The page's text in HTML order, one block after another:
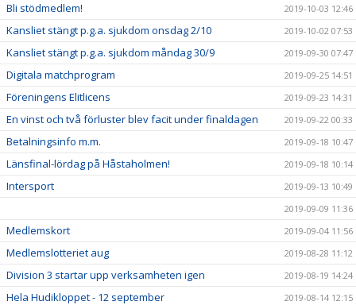
Bli stödmedlem! 2019-10-03 12:46
Kansliet stängt p.g.a. sjukdom onsdag 2/10 2019-10-02 07:53
Kansliet stängt p.g.a. sjukdom måndag 30/9 2019-09-30 07:47
Digitala matchprogram 2019-09-25 14:51
Föreningens Elitlicens 2019-09-23 14:31
En vinst och två förluster blev facit under finaldagen 2019-09-22 00:33
Betalningsinfo m.m. 2019-09-18 10:47
Länsfinal-lördag på Håstaholmen! 2019-09-18 10:14
Intersport
2019-09-13 10:49
2019-09-09 11:36
Medlemskort 2019-09-04 11:56
Medlemslotteriet aug 2019-08-28 11:12
Division 3 startar upp verksamheten igen 2019-08-19 14:24
Hela Hudikloppet - 12 september 2019-08-14 12:15